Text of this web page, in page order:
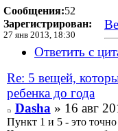
Сообщения:52
Зарегистрирован:
27 янв 2013, 18:30
Ответить с
Re: 5 вещей,
ребенка до года
Dasha» 16 авг
Пункт 1 и 5 - это